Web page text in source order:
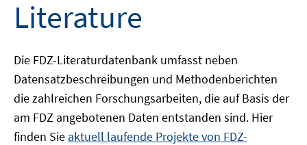
Literature
Die FDZ-Literaturdatenbank umfasst neben
Datensatzbeschreibungen und Methodenberichten
die zahlreichen Forschungsarbeiten, die auf Basis der
am FDZ angebotenen Daten entstanden sind. Hier
finden Sie aktuell laufende Projekte von FDZ-